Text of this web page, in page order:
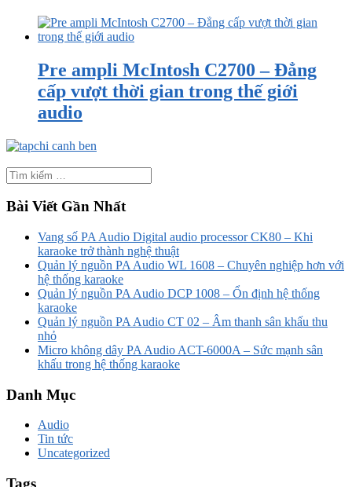
Pre ampli McIntosh C2700 – Đẳng
cấp vượt thời gian trong thế giới
audio
Bài Viết Gần Nhất
Vang số PA Audio Digital audio processor CK80 – Khi
karaoke trở thành nghệ thuật
Quản lý nguồn PA Audio WL 1608 – Chuyên nghiệp hơn với
hệ thống karaoke
Quản lý nguồn PA Audio DCP 1008 – Ổn định hệ thống
karaoke
Quản lý nguồn PA Audio CT 02 – Âm thanh sân khấu thu
nhỏ
Micro không dây PA Audio ACT-6000A – Sức mạnh sân
khấu trong hệ thống karaoke
Danh Mục
Audio
Tin tức
Uncategorized
Tags